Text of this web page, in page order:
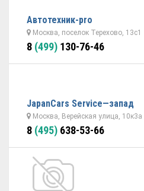
Автотехник-pro
Москва, поселок Терехово, 13с1
8 (499) 130-76-46
JapanCars Service—запад
Москва, Верейская улица, 10к3а
8 (495) 638-53-66